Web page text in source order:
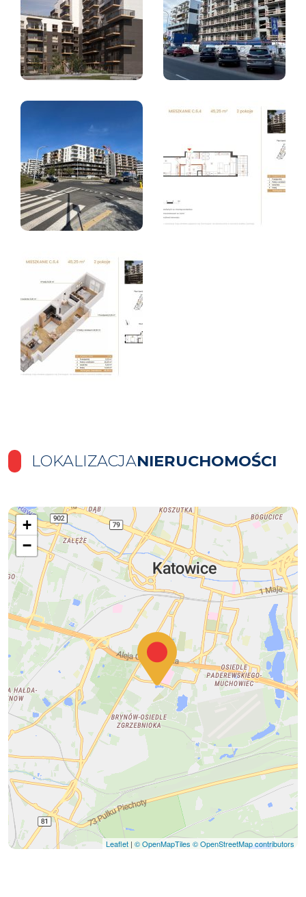
LOKALIZACJANIERUCHOMOŚCI
+
−
Leaflet | © OpenMapTiles © OpenStreetMap contributors